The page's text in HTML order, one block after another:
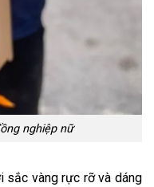
nghiệp nữ
sắc vàng rực rỡ và dáng